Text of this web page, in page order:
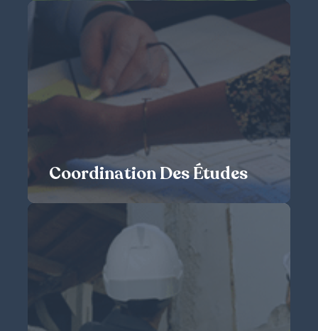
MOEX
Maîtrise d’Œuvre d’Exécution
La mission du Maître d’Œuvre d’Exécution consiste à organiser
et diriger la mise en œuvre des ouvrages depuis la phase de
Dossier de Consultation des Entreprises (DCE) jusqu’à la phase
de Garantie de Parfait Achèvement (GPA), dans le cadre
contractuel des marchés de travaux et des réglementations.
Coordination Des Études
Coordination des études
Le Coordinateur des études a pour mission de s’assurer que les
études de conception sont organisées et exécutées dans le
respect des engagements contractuels par les différents
intervenants.
DÉCOUVRIR